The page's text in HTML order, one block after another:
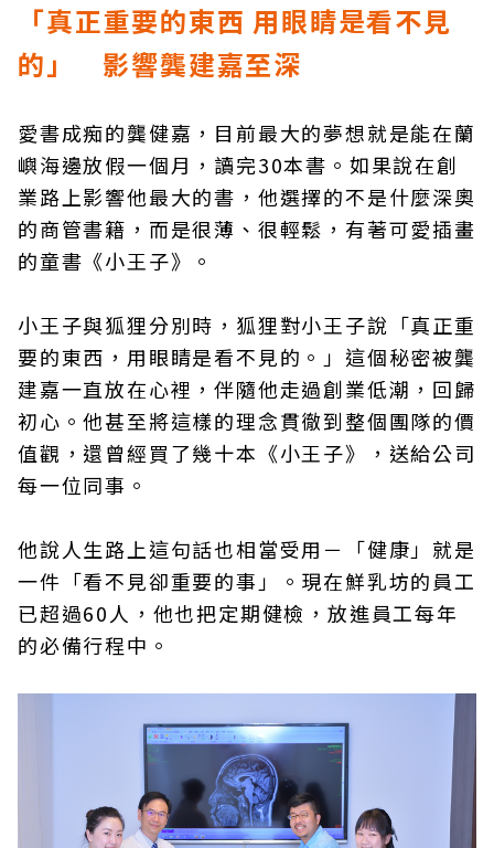
「真正重要的東西 用眼睛是看不見
的」 影響龔建嘉至深
愛書成痴的龔健嘉，目前最大的夢想就是能在蘭
嶼海邊放假一個月，讀完30本書。如果說在創
業路上影響他最大的書，他選擇的不是什麼深奧
的商管書籍，而是很薄、很輕鬆，有著可愛插畫
的童書《小王子》。
小王子與狐狸分別時，狐狸對小王子說「真正重
要的東西，用眼睛是看不見的。」這個秘密被龔
建嘉一直放在心裡，伴隨他走過創業低潮，回歸
初心。他甚至將這樣的理念貫徹到整個團隊的價
值觀，還曾經買了幾十本《小王子》，送給公司
每一位同事。
他說人生路上這句話也相當受用－「健康」就是
一件「看不見卻重要的事」。現在鮮乳坊的員工
已超過60人，他也把定期健檢，放進員工每年
的必備行程中。